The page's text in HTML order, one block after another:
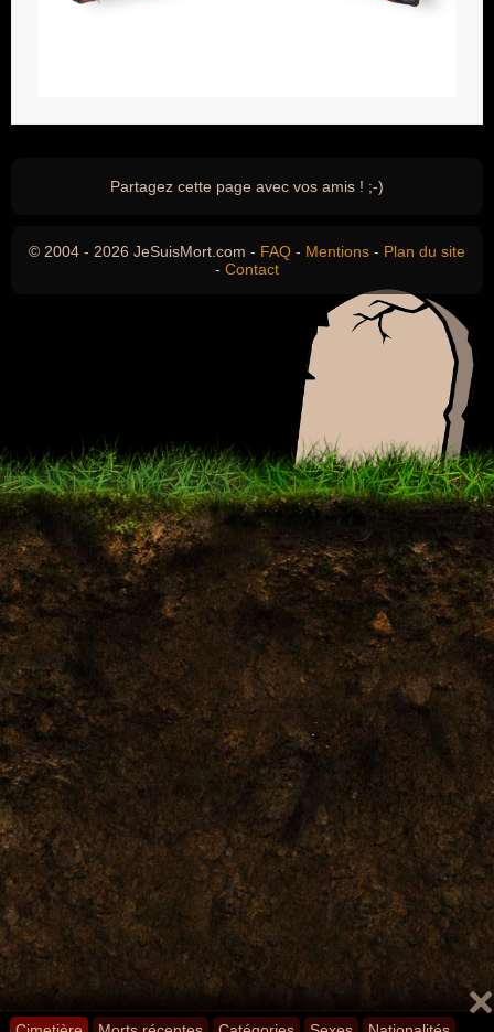
Partagez cette page avec vos amis ! ;-)
© 2004 - 2026 JeSuisMort.com - FAQ - Mentions - Plan du site
- Contact